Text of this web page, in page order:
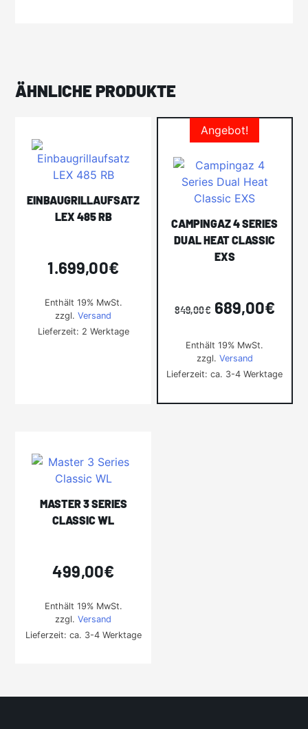
ÄHNLICHE PRODUKTE
EINBAUGRILLAUFSATZ
LEX 485 RB
1.699,00€
Enthält 19% MwSt.
zzgl.Versand
Lieferzeit: 2 Werktage
Angebot!
CAMPINGAZ 4 SERIES
DUAL HEAT CLASSIC
EXS
849,00€
Preis
war:
689,00€
Enthält 19% MwSt.
zzgl. Versand
Lieferzeit: ca. 3-4 Werktage
MASTER 3 SERIES
CLASSIC WL
499,00€
Enthält 19% MwSt.
zzgl.Versand
Lieferzeit: ca. 3-4 Werktage